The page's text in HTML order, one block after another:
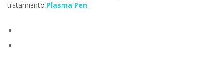
tratamiento Plasma Pen.